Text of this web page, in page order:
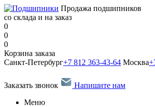
Продажа подшипников
со склада и на заказ
0
0
0
Корзина заказа
Санкт-Петербург+7 812 363-43-64 Москва
Заказать звонок
Напишите нам
Меню